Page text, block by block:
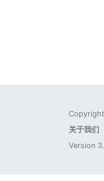
关于我们
Version